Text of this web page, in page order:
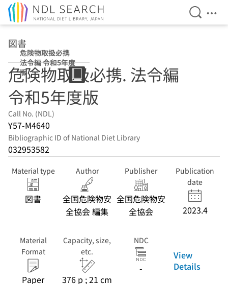
Open
図書
危険物取扱必携
法令編 令和5年度
版
危険物取扱必携. 法令編
令和5年度版
Call No. (NDL)
Y57-M4640
Bibliographic ID of National Diet Library
032953582
Material type
図書
Author
全国危険物安
全協会 編集
Publisher
全国危険物安
全協会
Publication
date
2023.4
Material
Format
Paper
Capacity, size,
etc.
376 p ; 21 cm
NDC
-
View
Details